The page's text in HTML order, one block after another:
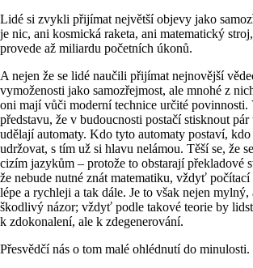
Lidé si zvykli přijímat největší objevy jako
je nic, ani kosmická raketa, ani matematický
provede až miliardu početních úkonů.
A nejen že se lidé naučili přijímat nejnovější
vymoženosti jako samozřejmost, ale mnohé z
oni mají vůči moderní technice určité
představu, že v budoucnosti postačí stisknout
udělají automaty. Kdo tyto automaty postaví,
udržovat, s tím už si hlavu nelámou. Těší se, že
cizím jazykům – protože to obstarají překladové
že nebude nutné znát matematiku, vždyť
lépe a rychleji a tak dále. Je to však nejen
škodlivý názor; vždyť podle takové teorie by
k zdokonalení, ale k zdegenerování.
Přesvědčí nás o tom malé ohlédnutí do minulosti.